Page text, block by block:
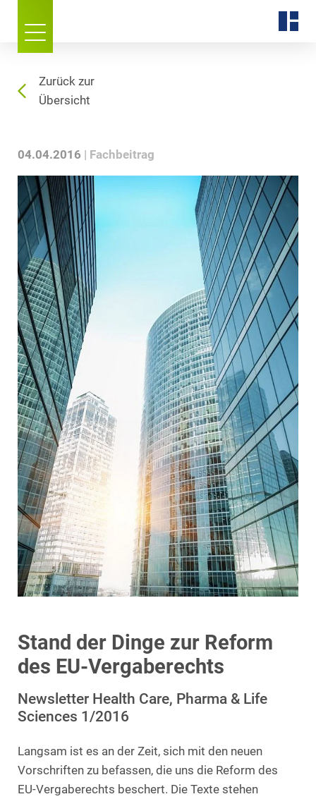
Zurück zur
Übersicht
04.04.2016 Fachbeitrag
Stand der Dinge zur Reform
des EU-Vergaberechts
Newsletter Health Care, Pharma & Life
Sciences 1/2016
Langsam ist es an der Zeit, sich mit den neuen
Vorschriften zu befassen, die uns die Reform des
EU-Vergaberechts beschert. Die Texte stehen